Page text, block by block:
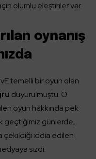
için olumlu eleştiriler var.
oynanış
temelli bir oyun olan
duyurulmuştu. O
oyun hakkında pek
geçtiğimiz günlerde,
çekildiği iddia edilen
sızdı.